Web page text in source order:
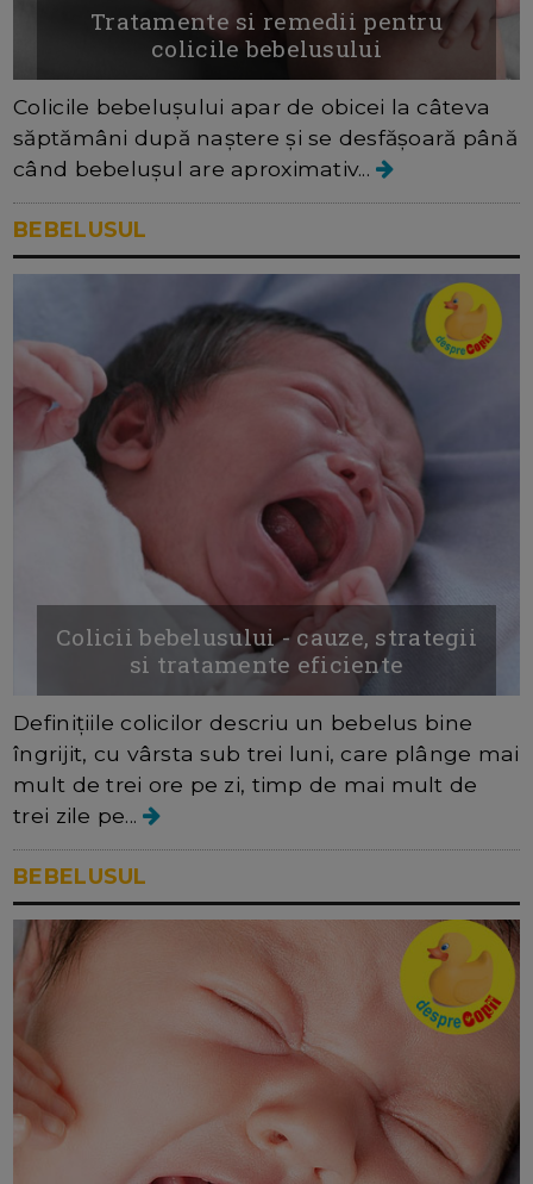
Tratamente si remedii pentru
colicile bebelusului
Colicile bebelușului apar de obicei la câteva
săptămâni după naștere și se desfășoară până
când bebelușul are aproximativ...
BEBELUSUL
Colicii bebelusului - cauze, strategii
si tratamente eficiente
Definițiile colicilor descriu un bebelus bine
îngrijit, cu vârsta sub trei luni, care plânge mai
mult de trei ore pe zi, timp de mai mult de
trei zile pe...
BEBELUSUL